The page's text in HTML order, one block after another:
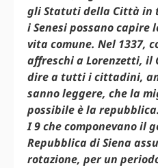
gli Statuti della Città in
i Senesi possano capire
vita comune. Nel 1337,
affreschi a Lorenzetti, il
dire a tutti i cittadini,
sanno leggere, che la
possibile è la repubblica.
I 9 che componevano il
Repubblica di Siena
rotazione, per un